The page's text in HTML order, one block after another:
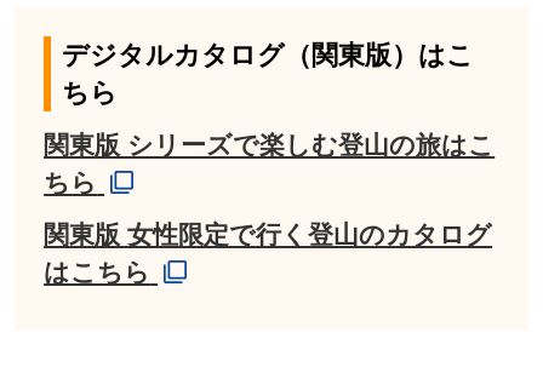
デジタルカタログ（関東版）はこ
ちら
関東版 シリーズで楽しむ登山の旅はこ
ちら
関東版 女性限定で行く登山のカタログ
はこちら